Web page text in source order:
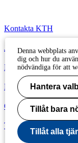
Kontakta KTH
Jobba på KTH
Press och media
Faktura och betalning
Om KTH:s
Denna webbplats
dig och hur du
nödvändiga för att
Hantera
Tillåt bara
Tillåt alla